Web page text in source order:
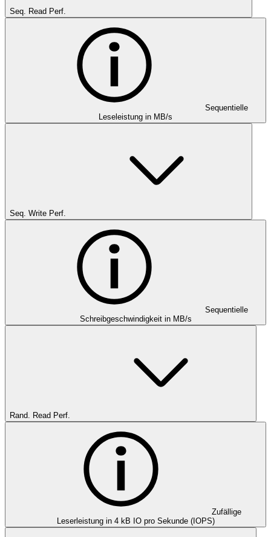
Seq. Read Perf.
Sequentielle
Leseleistung in MB/s
Seq. Write Perf.
Sequentielle
Schreibgeschwindigkeit in MB/s
Rand. Read Perf.
Zufällige
Leserleistung in 4 kB IO pro Sekunde (IOPS)